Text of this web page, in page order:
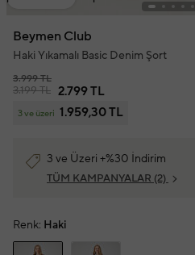
Beymen Club
Haki Yıkamalı Basic Denim Şort
3.999 TL
3.199 TL 2.799 TL
3 ve üzeri 1.959,30 TL
3 ve Üzeri +%30 İndirim
TÜM KAMPANYALAR (2)
Renk: Haki